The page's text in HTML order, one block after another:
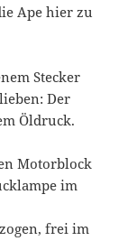
Ape hier zu
Stecker
Der
Öldruck.
Motorblock
im
frei im